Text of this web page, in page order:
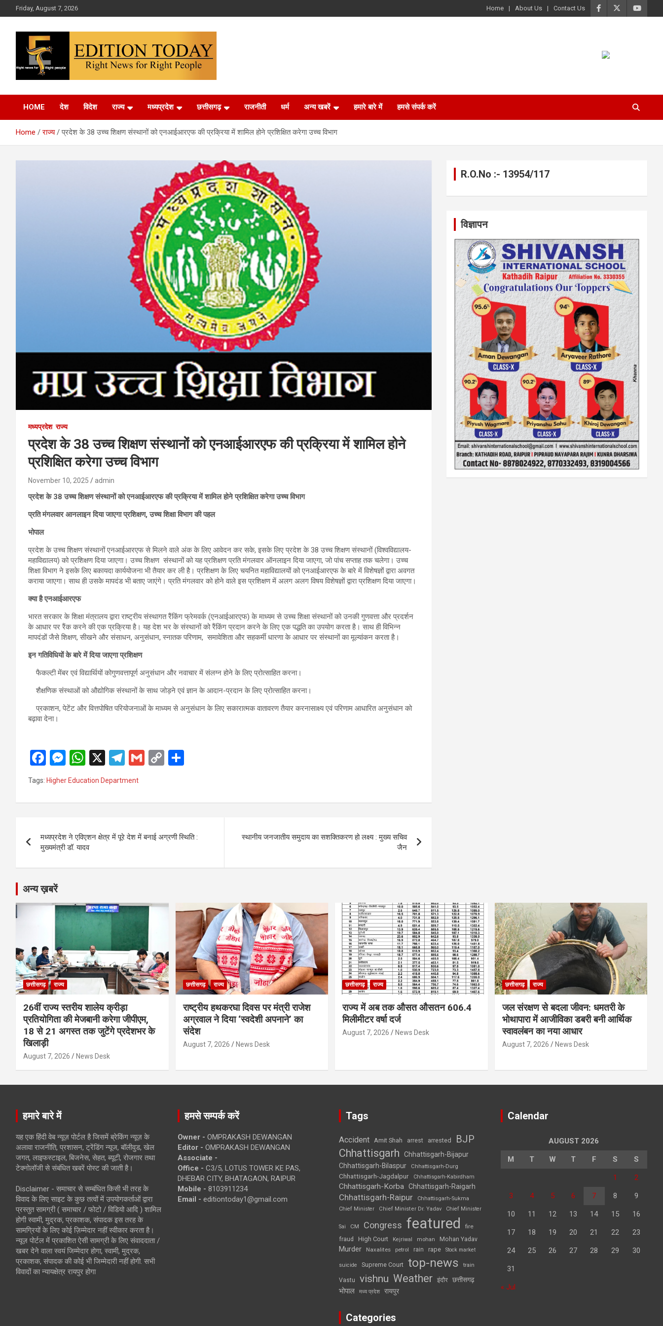
to
Friday, August 7, 2026 Home About Us Contact Us
Edition Today
HOME देश विदेश राज्य मध्यप्रदेश छत्तीसगढ़ राजनीती धर्म अन्य खबरें हमारे बारे में हमसे संपर्क करें
Home राज्य प्रदेश के 38 उच्च शिक्षण संस्थानों को एनआईआरएफ की प्रक्रिया में शामिल होने प्रशिक्षित करेगा उच्च विभाग
मध्यप्रदेश राज्य
प्रदेश के 38 उच्च शिक्षण संस्थानों को एनआईआरएफ की प्रक्रिया में शामिल होने
प्रशिक्षित करेगा उच्च विभाग
November 10, 2025 admin
प्रदेश के 38 उच्च शिक्षण संस्थानों को एनआईआरएफ की प्रक्रिया में शामिल होने प्रशिक्षित करेगा उच्च विभाग
प्रति मंगलवार आनलाइन दिया जाएगा प्रशिक्षण, उच्च शिक्षा विभाग की पहल
भोपाल
प्रदेश के उच्च शिक्षण संस्थानों एनआईआरएफ से मिलने वाले अंक के लिए आवेदन कर सके, इसके लिए प्रदेश के 38 उच्च शिक्षण संस्थानों (विश्वविद्यालय-
महाविद्यालय) को प्रशिक्षण दिया जाएगा। उच्च शिक्षण संस्थानों को यह प्रशिक्षण प्रति मंगलवार ऑनलाइन दिया जाएगा, जो पांच सप्ताह तक चलेगा। उच्च
शिक्षा विभाग ने इसके लिए बकायदा कार्ययोजना भी तैयार कर ली है। प्रशिक्षण के लिए चयनित महाविद्यालयों को एनआईआरएफ के बारे में विशेषज्ञों द्वारा अवगत
कराया जाएगा। साथ ही उसके मापदंड भी बताए जाएंगे। प्रति मंगलवार को होने वाले इस प्रशिक्षण में अलग अलग विषय विशेषज्ञों द्वारा प्रशिक्षण दिया जाएगा।
क्या है एनआईआरएफ
भारत सरकार के शिक्षा मंत्रालय द्वारा राष्ट्रीय संस्थागत रैंकिंग फ्रेमवर्क (एनआईआरएफ) के माध्यम से उच्च शिक्षा संस्थानों को उनकी गुणवत्ता और प्रदर्शन
के आधार पर रैंक करने की एक प्रक्रिया है। यह देश भर के संस्थानों को रैंकिंग प्रदान करने के लिए एक पद्धति का उपयोग करता है। साथ ही विभिन्न
मापदंडों जैसे शिक्षण, सीखने और संसाधन, अनुसंधान, स्नातक परिणाम, समावेशिता और सहकर्मी धारणा के आधार पर संस्थानों का मूल्यांकन करता है।
इन गतिविधियों के बारे में दिया जाएगा प्रशिक्षण
फैकल्टी मेंबर एवं विद्यार्थियों कोगुणवत्तापूर्ण अनुसंधान और नवाचार में संलग्न होने के लिए प्रोत्साहित करना।
शैक्षणिक संस्थाओं को औद्योगिक संस्थानों के साथ जोड़ने एवं ज्ञान के आदान-प्रदान के लिए प्रोत्साहित करना।
प्रकाशन, पेटेंट और वित्तपोषित परियोजनाओं के माध्यम से अनुसंधान के लिए सकारात्मक वातावरण तैयार करनासाक्ष्य एवं परिणाम आधारित अनुसंधान को
बढ़ावा देना।
F
a
ce
b
o
k
M
es
se
n
er
W
h
at
s
p
p
X
T
e
gr
m
G
C
Li
k
e
Tags: Higher Education Department
navigation
मध्यप्रदेश ने एविएशन क्षेत्र में पूरे देश में बनाई अग्रणी स्थिति :
मुख्यमंत्री डॉ. यादव
स्थानीय जनजातीय समुदाय का सशक्तिकरण हो लक्ष्य : मुख्य सचिव
जैन
R.O.No :- 13954/117
विज्ञापन
अन्य ख़बरें
छत्तीसगढ़ राज्य
26वीं राज्य स्तरीय शालेय क्रीड़ा
प्रतियोगिता की मेजबानी करेगा जीपीएम,
18 से 21 अगस्त तक जुटेंगे प्रदेशभर के
खिलाड़ी
August 7, 2026 News Desk
छत्तीसगढ़ राज्य
राष्ट्रीय हथकरघा दिवस पर मंत्री राजेश
अग्रवाल ने दिया ‘स्वदेशी अपनाने’ का
संदेश
August 7, 2026 News Desk
छत्तीसगढ़ राज्य
राज्य में अब तक औसत औसतन 606.4
मिलीमीटर वर्षा दर्ज
August 7, 2026 News Desk
छत्तीसगढ़ राज्य
जल संरक्षण से बदला जीवन: धमतरी के
भोथापारा में आजीविका डबरी बनी आर्थिक
स्वावलंबन का नया आधार
August 7, 2026 News Desk
हमारे बारे में
यह एक हिंदी वेब न्यूज़ पोर्टल है जिसमें ब्रेकिंग न्यूज़ के
अलावा राजनीति, प्रशासन, ट्रेंडिंग न्यूज, बॉलीवुड, खेल
जगत, लाइफस्टाइल, बिजनेस, सेहत, ब्यूटी, रोजगार तथा
टेक्नोलॉजी से संबंधित खबरें पोस्ट की जाती है।
Disclaimer - समाचार से सम्बंधित किसी भी तरह के
विवाद के लिए साइट के कुछ तत्वों में उपयोगकर्ताओं द्वारा
प्रस्तुत सामग्री ( समाचार / फोटो / विडियो आदि ) शामिल
होगी स्वामी, मुद्रक, प्रकाशक, संपादक इस तरह के
सामग्रियों के लिए कोई ज़िम्मेदार नहीं स्वीकार करता है।
न्यूज़ पोर्टल में प्रकाशित ऐसी सामग्री के लिए संवाददाता /
खबर देने वाला स्वयं जिम्मेदार होगा, स्वामी, मुद्रक,
प्रकाशक, संपादक की कोई भी जिम्मेदारी नहीं होगी. सभी
विवादों का न्यायक्षेत्र रायपुर होगा
हमसे सम्पर्क करें
Owner - OMPRAKASH DEWANGAN
Editor - OMPRAKASH DEWANGAN
Associate -
Office - C3/5, LOTUS TOWER KE PAS,
DHEBAR CITY, BHATAGAON, RAIPUR
Mobile - 8103911234
Email - editiontoday1@gmail.com
Tags
Accident Amit Shah arrest arrested BJP
Chhattisgarh
Chhattisgarh-Bijapur
Chhattisgarh-Bilaspur
Chhattisgarh-Durg
Chhattisgarh-Jagdalpur Chhattisgarh-Kabirdham
Chhattisgarh-Korba Chhattisgarh-Raigarh
Chhattisgarh-Raipur
Chhattisgarh-Sukma
Chief Minister
Chief Minister Dr. Yadav Chief Minister
Sai CM Congress featured
fire
fraud
High Court Kejriwal mohan Mohan Yadav
Murder Naxalites petrol rain rape Stock market
suicide Supreme Court top-news train
Vastu vishnu Weather इंदौर छत्तीसगढ़
भोपाल मध्य प्रदेश रायपुर
Categories
Calendar
AUGUST 2026
M T W T F S S
1 2
3 4 5 6 7 8 9
10 11 12 13 14 15 16
17 18 19 20 21 22 23
24 25 26 27 28 29 30
31
« Jul